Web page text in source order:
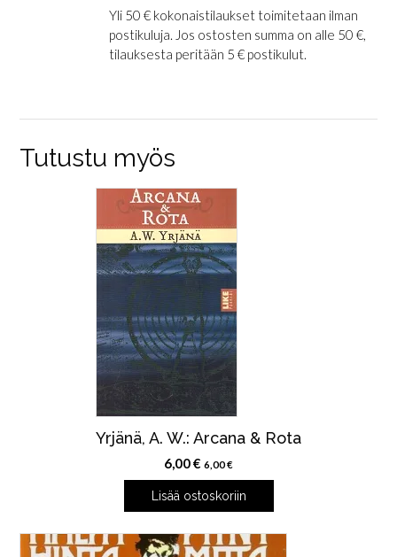
Yli 50 € kokonaistilaukset toimitetaan ilman
postikuluja. Jos ostosten summa on alle 50 €,
tilauksesta peritään 5 € postikulut.
Tutustu myös
Yrjänä, A. W.: Arcana & Rota
6,00€ 6,00€
Lisää ostoskoriin